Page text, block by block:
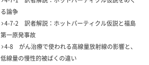
る論争
4-7-2 訳者解説：ホットパーティクル仮説と福島
第一原発事故
4-8 がん治療で使われる高線量放射線の影響と、
低線量の慢性的被ばくの違い